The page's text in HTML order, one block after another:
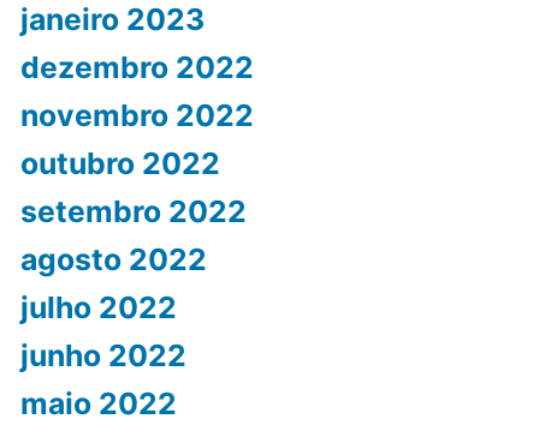
janeiro 2023
dezembro 2022
novembro 2022
outubro 2022
setembro 2022
agosto 2022
julho 2022
junho 2022
maio 2022